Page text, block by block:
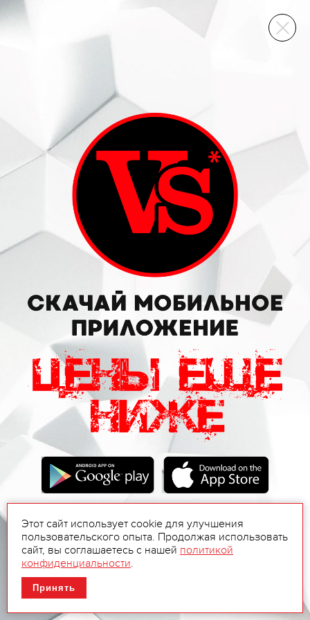
ВИННЫЙ СКЛАД
Этот сайт использует cookie для улучшения
пользовательского опыта. Продолжая использовать
сайт, вы соглашаетесь с нашей политикой
конфиденциальности.
Принять